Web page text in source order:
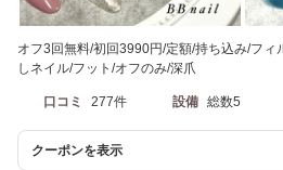
オフ3回無料/初回3990円/定額/持ち込み/フィ
しネイル/フット/オフのみ/深爪
口コミ 277件 設備 総数5
クーポンを表示